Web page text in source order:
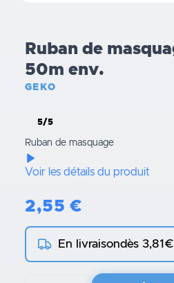
Ruban de
50m env.
GEKO
5/5
Ruban de masquage
Voir les détails du produit
2,55 €
En livraisondès 3,81€